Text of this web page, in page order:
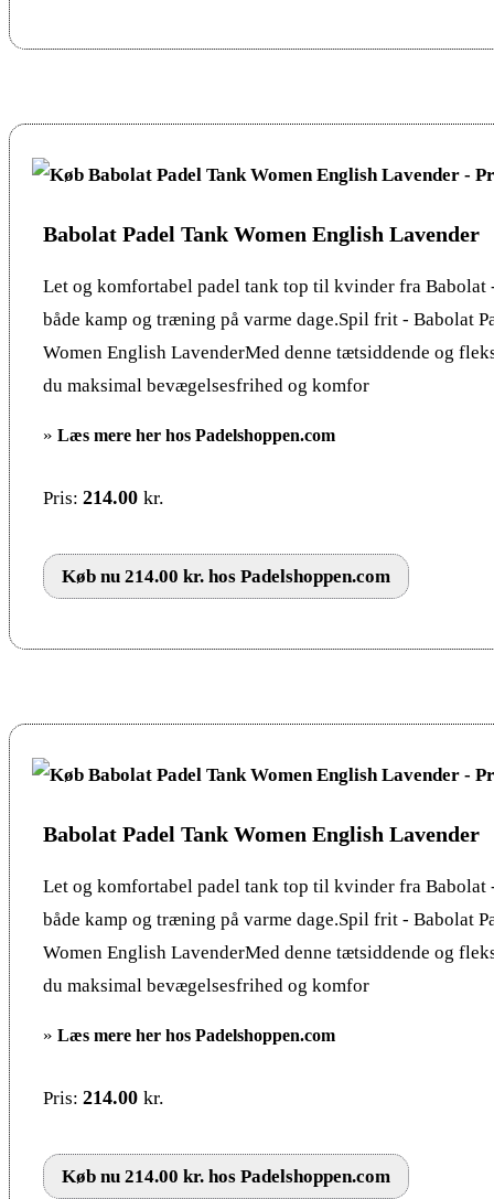
Babolat Padel Tank Women English Lavender
Let og komfortabel padel tank top til kvinder fra
både kamp og træning på varme dage.Spil frit - Babolat
Women English LavenderMed denne tætsiddende og
du maksimal bevægelsesfrihed og komfor
» Læs mere her hos Padelshoppen.com
Pris: 214.00 kr.
Køb nu 214.00 kr. hos Padelshoppen.com
Babolat Padel Tank Women English Lavender
Let og komfortabel padel tank top til kvinder fra
både kamp og træning på varme dage.Spil frit - Babolat
Women English LavenderMed denne tætsiddende og
du maksimal bevægelsesfrihed og komfor
» Læs mere her hos Padelshoppen.com
Pris: 214.00 kr.
Køb nu 214.00 kr. hos Padelshoppen.com